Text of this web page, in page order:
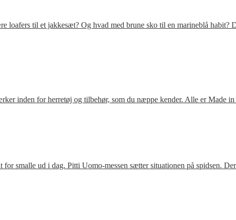
loafers til et jakkesæt? Og hvad med brune sko til en marineblå
inden for herretøj og tilbehør, som du næppe kender. Alle er Made
smalle ud i dag. Pitti Uomo-messen sætter situationen på spidsen.